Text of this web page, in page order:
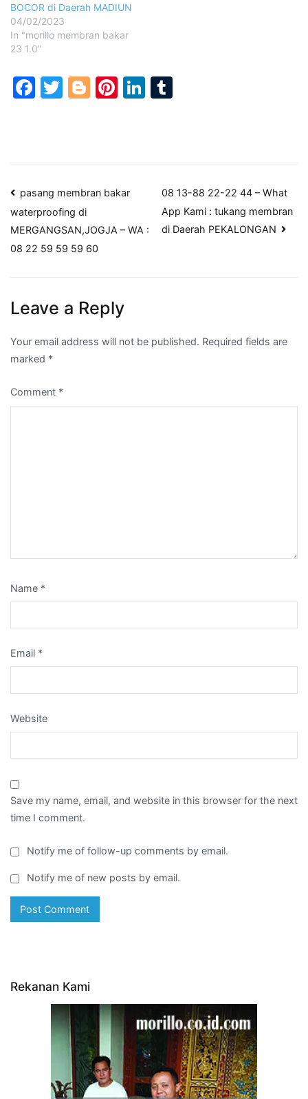
BOCOR di Daerah MADIUN
04/02/2023
In "morillo membran bakar
23 1.0"
Facebook
Twitter
Blogger
Pinterest
LinkedIn
Post
navigation
pasang membran bakar
waterproofing di
MERGANGSAN,JOGJA – WA :
08 22 59 59 59 60
08 13-88 22-22 44 – What
App Kami : tukang membran
di Daerah PEKALONGAN
Leave a Reply
Your email address will not be published. Required fields are
marked *
Comment *
Name *
Email *
Website
Save my name, email, and website in this browser for the next
time I comment.
Notify me of follow-up comments by email.
Notify me of new posts by email.
Rekanan Kami